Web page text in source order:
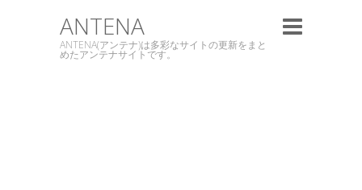
ANTENA
ANTENA(アンテナ)は多彩なサイトの更新をまと
めたアンテナサイトです。